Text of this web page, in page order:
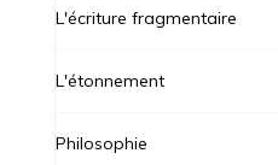
L'écriture fragmentaire
L'étonnement
Philosophie